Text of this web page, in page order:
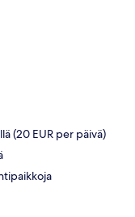
(20 EUR per päivä)